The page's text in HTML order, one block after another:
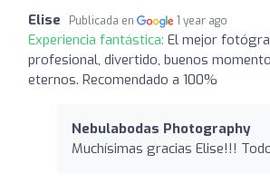
Elise Publicada en 1 year ago
Experiencia fantástica: El mejor
profesional, divertido, buenos
eternos. Recomendado a 100%
Nebulabodas Photography
Muchísimas gracias Elise!!!